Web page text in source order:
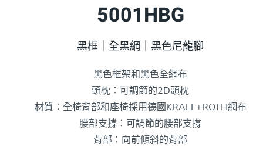
5001HBG
黑框｜全黑網｜黑色尼龍腳
黑色框架和黑色全網布
頭枕：可調節的2D頭枕
材質：全椅背部和座椅採用德國KRALL+ROTH網布
腰部支撐：可調節的腰部支撐
背部：向前傾斜的背部